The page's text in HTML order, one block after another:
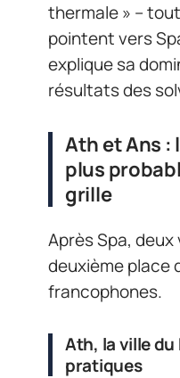
thermale » –
pointent vers
explique sa
résultats des
Ath et Ans :
plus
grille
Après Spa,
deuxième place
francophones.
Ath, la ville
pratiques